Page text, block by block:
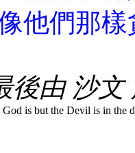
他們那
後由 沙文
is but the Devil is in the